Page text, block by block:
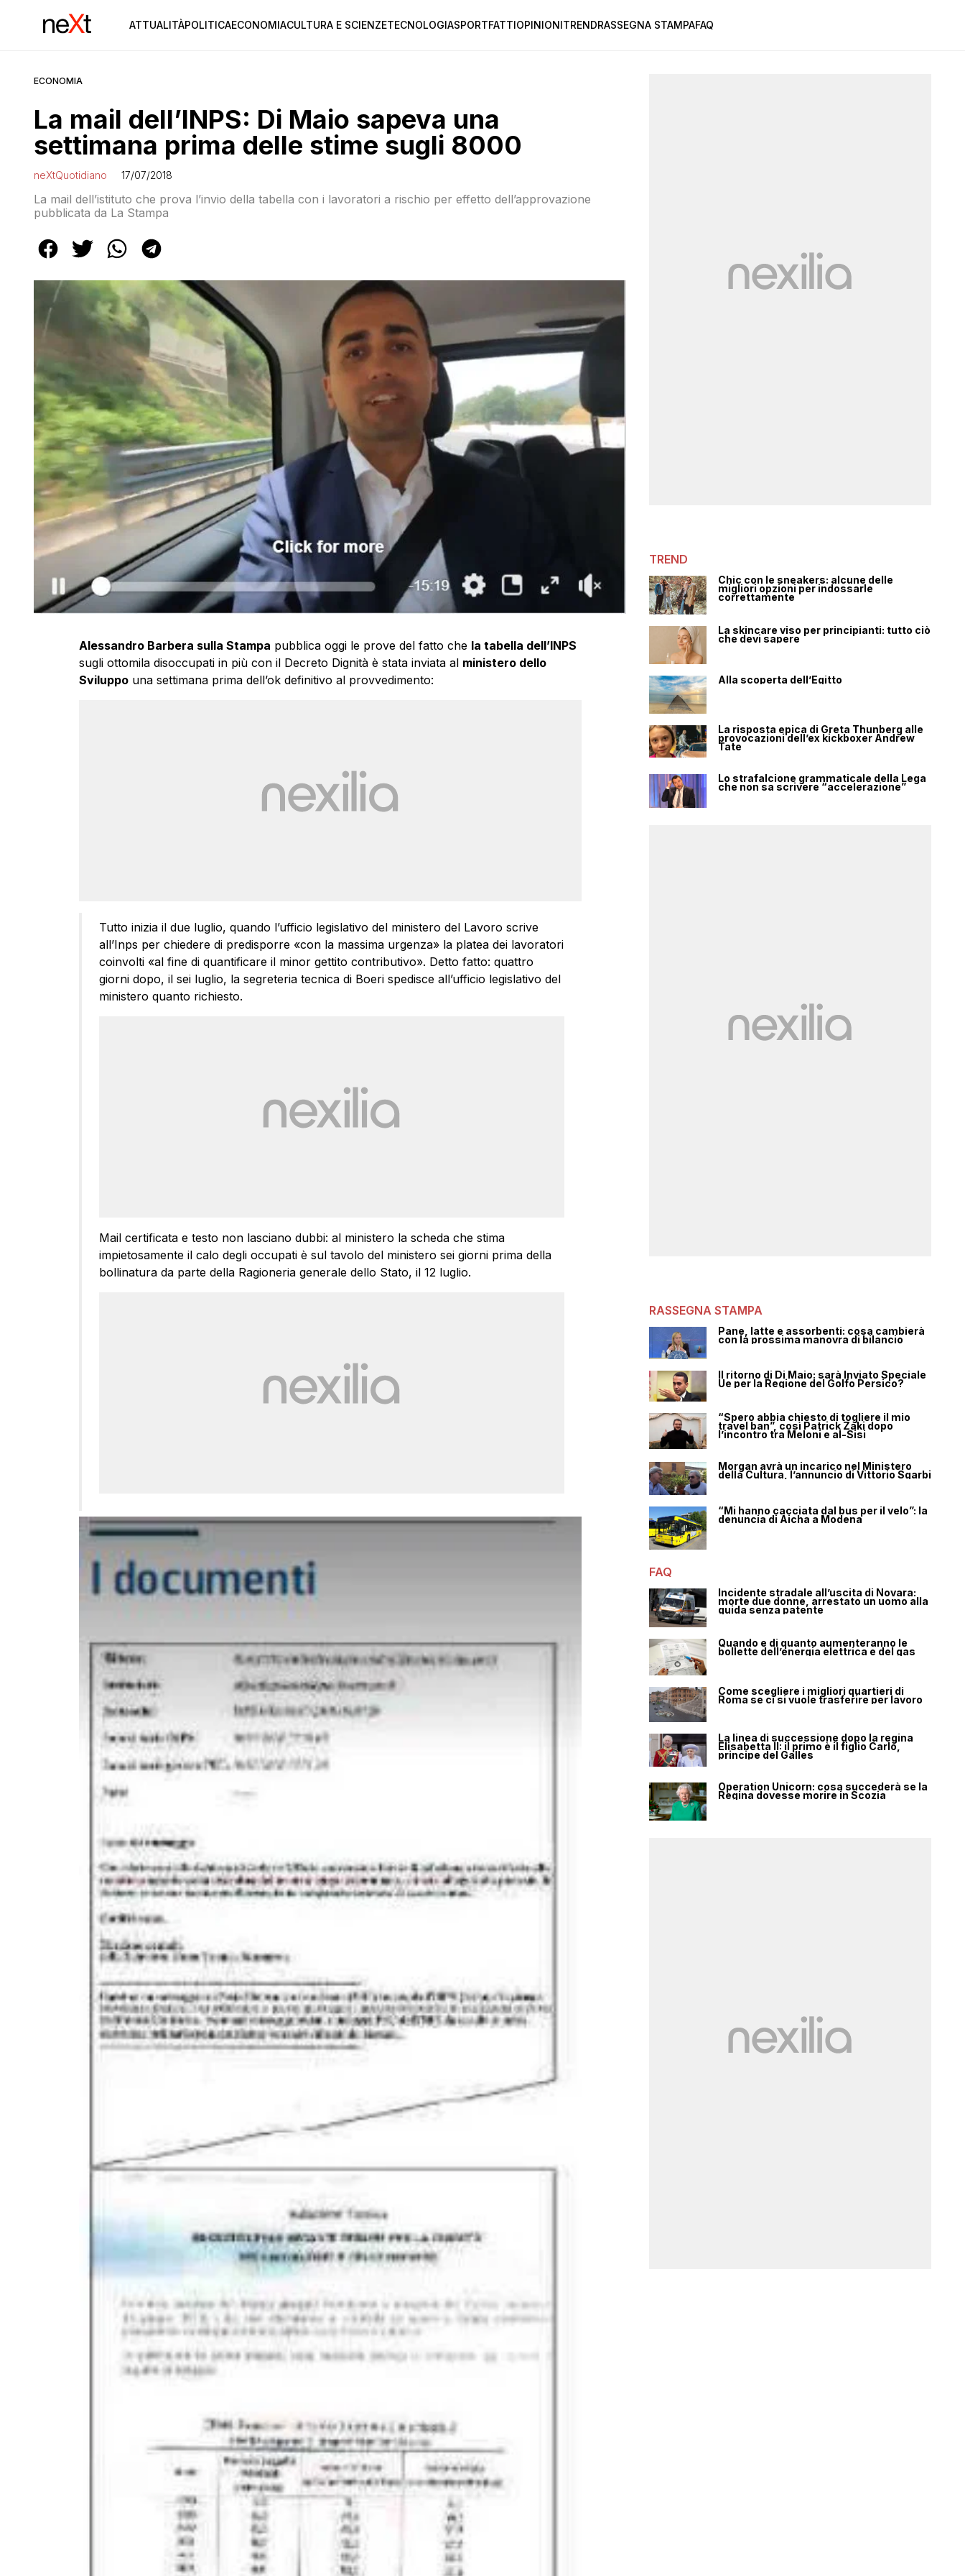
ATTUALITÀPOLITICAECONOMIACULTURA E SCIENZETECNOLOGIASPORTFATTIOPINIONITRENDRASSEGNA STAMPAFAQ
ECONOMIA
La mail dell’INPS: Di Maio sapeva una
settimana prima delle stime sugli 8000
neXtQuotidiano 17/07/2018
La mail dell’istituto che prova l’invio della tabella con i lavoratori a rischio per effetto dell’approvazione
pubblicata da La Stampa
Alessandro Barbera sulla Stampa pubblica oggi le prove del fatto che la tabella dell’INPS
sugli ottomila disoccupati in più con il Decreto Dignità è stata inviata al ministero dello
Sviluppouna settimana prima dell’ok definitivo al provvedimento:
Tutto inizia il due luglio, quando l’ufficio legislativo del ministero del Lavoro scrive
all’Inps per chiedere di predisporre «con la massima urgenza» la platea dei lavoratori
coinvolti «al fine di quantificare il minor gettito contributivo». Detto fatto: quattro
giorni dopo, il sei luglio, la segreteria tecnica di Boeri spedisce all’ufficio legislativo del
ministero quanto richiesto.
Mail certificata e testo non lasciano dubbi: al ministero la scheda che stima
impietosamente il calo degli occupati è sul tavolo del ministero sei giorni prima della
bollinatura da parte della Ragioneria generale dello Stato, il 12 luglio.
TREND
Chic con le sneakers: alcune delle
migliori opzioni per indossarle
correttamente
La skincare viso per principianti: tutto ciò
che devi sapere
Alla scoperta dell’Egitto
La risposta epica di Greta Thunberg alle
provocazioni dell’ex kickboxer Andrew
Tate
Lo strafalcione grammaticale della Lega
che non sa scrivere “accelerazione”
RASSEGNA STAMPA
Pane, latte e assorbenti: cosa cambierà
con la prossima manovra di bilancio
Il ritorno di Di Maio: sarà Inviato Speciale
Ue per la Regione del Golfo Persico?
“Spero abbia chiesto di togliere il mio
travel ban”, così Patrick Zaki dopo
l’incontro tra Meloni e al-Sisi
Morgan avrà un incarico nel Ministero
della Cultura, l’annuncio di Vittorio Sgarbi
“Mi hanno cacciata dal bus per il velo”: la
denuncia di Aicha a Modena
FAQ
Incidente stradale all’uscita di Novara:
morte due donne, arrestato un uomo alla
guida senza patente
Quando e di quanto aumenteranno le
bollette dell’energia elettrica e del gas
Come scegliere i migliori quartieri di
Roma se ci si vuole trasferire per lavoro
La linea di successione dopo la regina
Elisabetta II: il primo è il figlio Carlo,
principe del Galles
Operation Unicorn: cosa succederà se la
Regina dovesse morire in Scozia